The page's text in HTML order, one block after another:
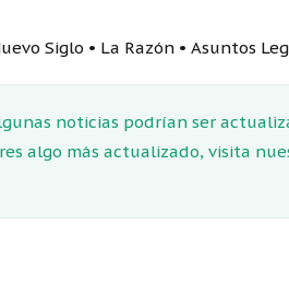
Siglo • La Razón • Asuntos
noticias podrían ser
algo más actualizado, visita